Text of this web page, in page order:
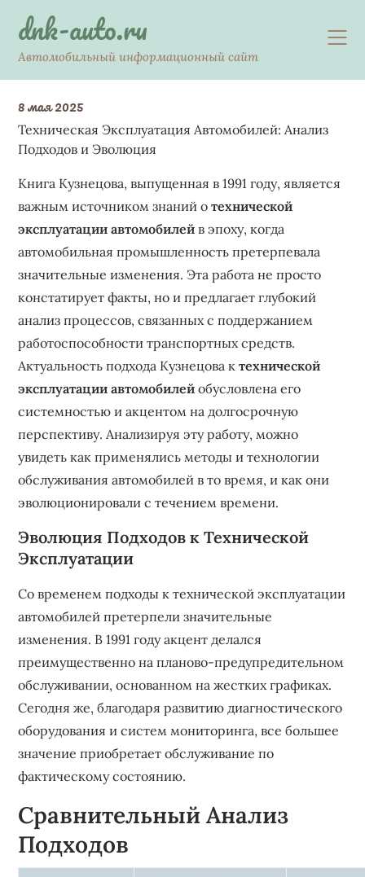
contentdnk-auto.ru
Автомобильный информационный сайт
8 мая 2025
Техническая Эксплуатация Автомобилей: Анализ
Подходов и Эволюция
Книга Кузнецова, выпущенная в 1991 году, является
важным источником знаний отехнической
эксплуатации автомобилей в эпоху, когда
автомобильная промышленность претерпевала
значительные изменения. Эта работа не просто
констатирует факты, но и предлагает глубокий
анализ процессов, связанных с поддержанием
работоспособности транспортных средств.
Актуальность подхода Кузнецова ктехнической
эксплуатации автомобилей обусловлена его
системностью и акцентом на долгосрочную
перспективу. Анализируя эту работу, можно
увидеть как применялись методы и технологии
обслуживания автомобилей в то время, и как они
эволюционировали с течением времени.
Эволюция Подходов к Технической
Эксплуатации
Со временем подходы к технической эксплуатации
автомобилей претерпели значительные
изменения. В 1991 году акцент делался
преимущественно на планово-предупредительном
обслуживании, основанном на жестких графиках.
Сегодня же, благодаря развитию диагностического
оборудования и систем мониторинга, все большее
значение приобретает обслуживание по
фактическому состоянию.
Сравнительный Анализ
Подходов